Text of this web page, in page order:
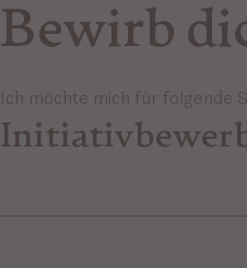
Bewirb
Ich möchte mich für folgende